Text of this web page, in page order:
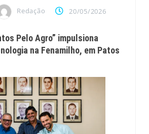
Redação 20/05/2026
Pelo Agro” impulsiona
na Fenamilho, em Patos